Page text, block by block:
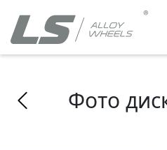
Фото